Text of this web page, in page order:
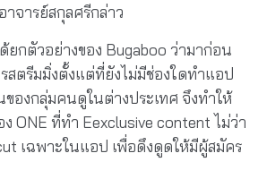
จารย์สกุลศรีกล่าว
ยกตัวอย่างของ Bugaboo ว่ามาก่อน
สตรีมมิ่งตั้งแต่ที่ยังไม่มีช่องใดทำแอป
องกลุ่มคนดูในต่างประเทศ จึงทำให้
ONE ที่ทำ Eexclusive content ไม่ว่า
เฉพาะในแอป เพื่อดึงดูดให้มีผู้สมัคร